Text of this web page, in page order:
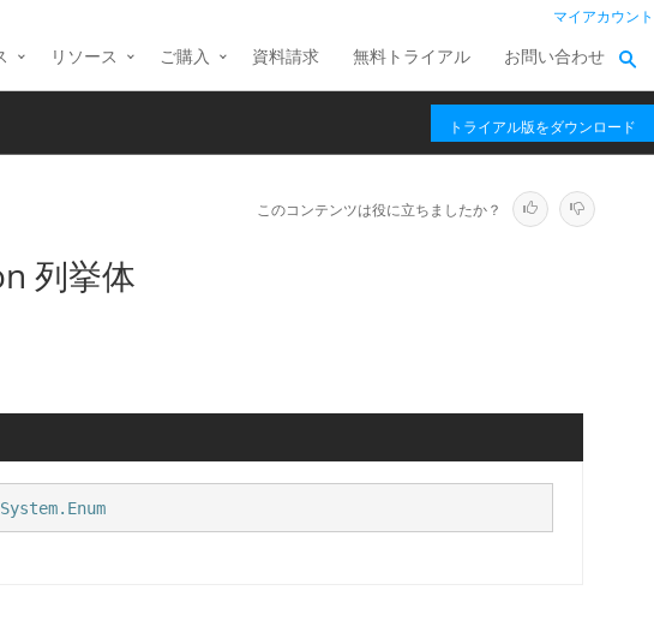
マイアカウント
リソース ご購入 資料請求 無料トライアル お問い合わせ
トライアル版をダウンロード
このコンテンツは役に立ちましたか？
列挙体
System.Enum